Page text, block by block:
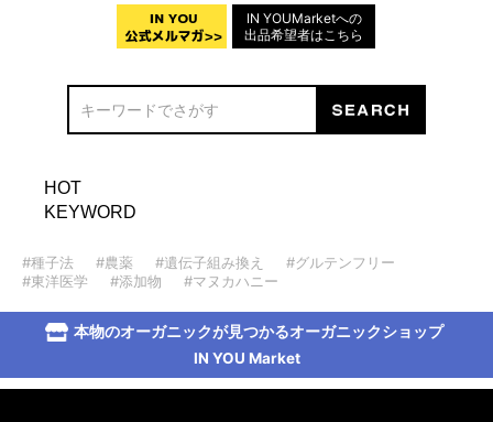
IN YOUMarketへの
出品希望者はこちら
HOT
KEYWORD
#種子法 #農薬 #遺伝子組み換え
#グルテンフリー
#東洋医学
#添加物 #マヌカハニー
本物のオーガニックが見つかるオーガニックショップ
IN YOU Market